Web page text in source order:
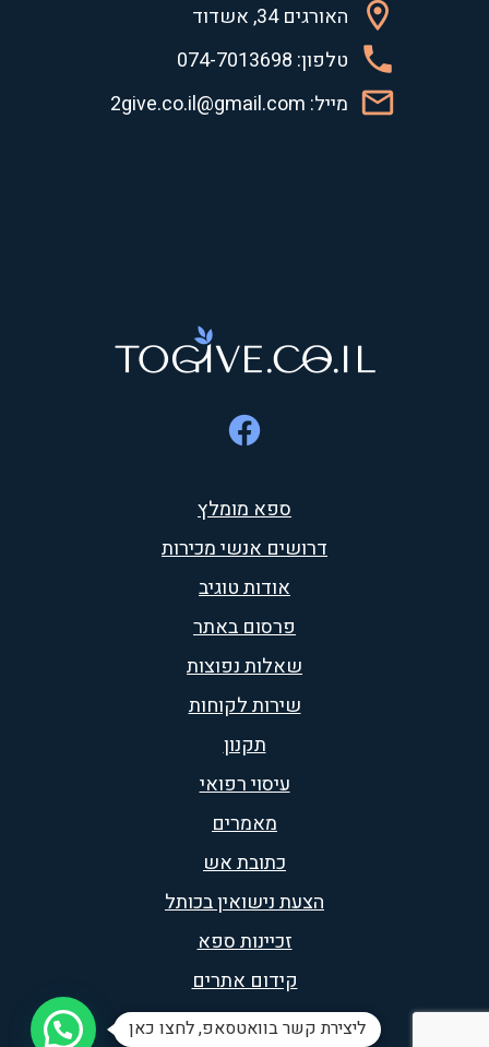
האורגים 34, אשדוד
טלפון: 074-7013698
מייל: 2give.co.il@gmail.com
ספא מומלץ
דרושים אנשי מכירות
אודות טוגיב
פרסום באתר
שאלות נפוצות
שירות לקוחות
תקנון
עיסוי רפואי
מאמרים
כתובת אש
הצעת נישואין בכותל
זכיינות ספא
קידום אתרים
הצעות נישואין
ליצירת קשר בוואטסאפ, לחצו כאן